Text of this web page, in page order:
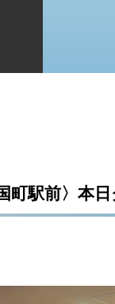
町駅前〉本